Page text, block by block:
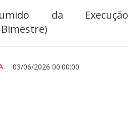
da Execução
03/06/2026 00:00:00